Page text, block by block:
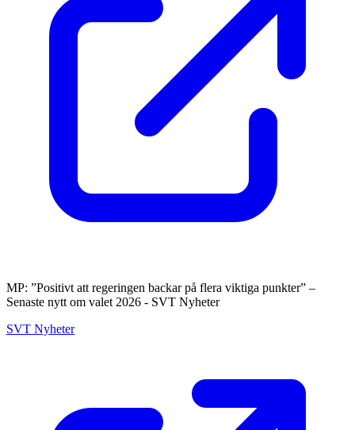
MP: ”Positivt att regeringen backar på flera viktiga punkter” –
Senaste nytt om valet 2026 - SVT Nyheter
SVT Nyheter